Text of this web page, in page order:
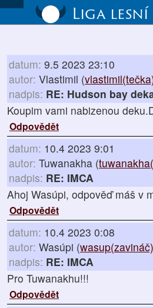
Liga
datum: 9.5 2023 23:10
autor: Vlastimil (
nadpis: RE: Hudson bay
Koupim vami nabizenou
Odpovědět
datum: 10.4 2023 9:01
autor: Tuwanakha (
nadpis: RE: IMCA
Ahoj Wasúpi, odpověď máš v
Odpovědět
datum: 10.4 2023 0:08
autor: Wasúpi (
nadpis: RE: IMCA
Pro Tuwanakhu!!!
Odpovědět